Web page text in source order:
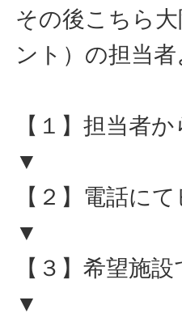
その後こちら
ント）の担当
【１】担当者
▼
【２】電話に
▼
【３】希望施
▼